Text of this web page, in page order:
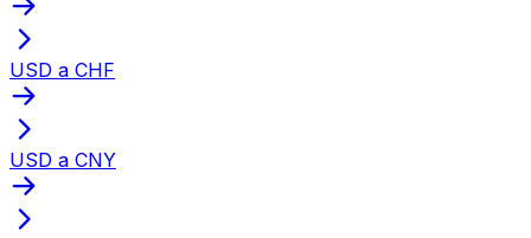
USD a CHF
USD a CNY